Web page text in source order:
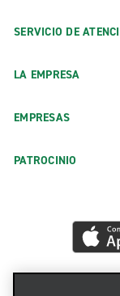
SERVICIO DE
LA EMPRESA
EMPRESAS
PATROCINIO